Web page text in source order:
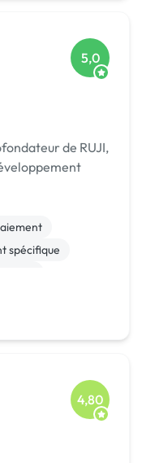
5,0
de RUJI,
spécifique
de site
4,80